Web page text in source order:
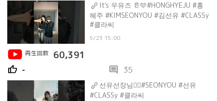
It's 우유즈 🥛🩵#HONGHYEJU #홍
혜주 #KIMSEONYOU #김선유 #CLASSy
#클라씨
5/23 15:00
再生回数
60,391
thumb_up - comment 35
선유선장님🚣‍♀️#SEONYOU #선유
#CLASSy #클라씨